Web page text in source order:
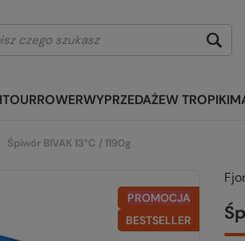
ROWERWYPRZEDAŻEW TROPIKI
Śpiwór BIVAK 13°C / 1190g
PROMOCJA
BESTSELLER